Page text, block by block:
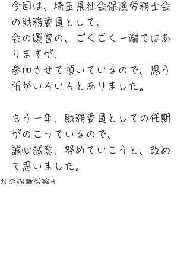
今回は、埼玉県社会保険労務士会
の財務委員として、
会の運営の、ごくごく一端ではあ
りますが、
参加させて頂いているので、思う
所がいろいろとありました。
もう一年、財務委員としての任期
がのこっているので、
誠心誠意、努めていこうと、改め
て思いました。
社会保険労務士